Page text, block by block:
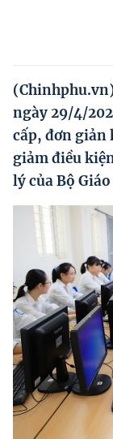
Doanh nghiệp
Khác
Video
ngày 29/4/
cấp, đơn giản
giảm điều
lý của Bộ